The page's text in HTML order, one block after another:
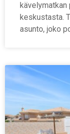
keskustasta.
asunto, joko